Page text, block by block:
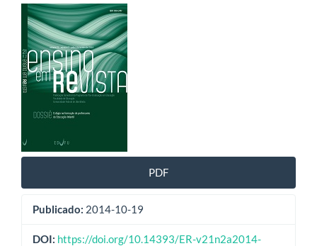
Barra
lateral
de
artigos
PDF
Publicado: 2014-10-19
DOI: https://doi.org/10.14393/ER-v21n2a2014-